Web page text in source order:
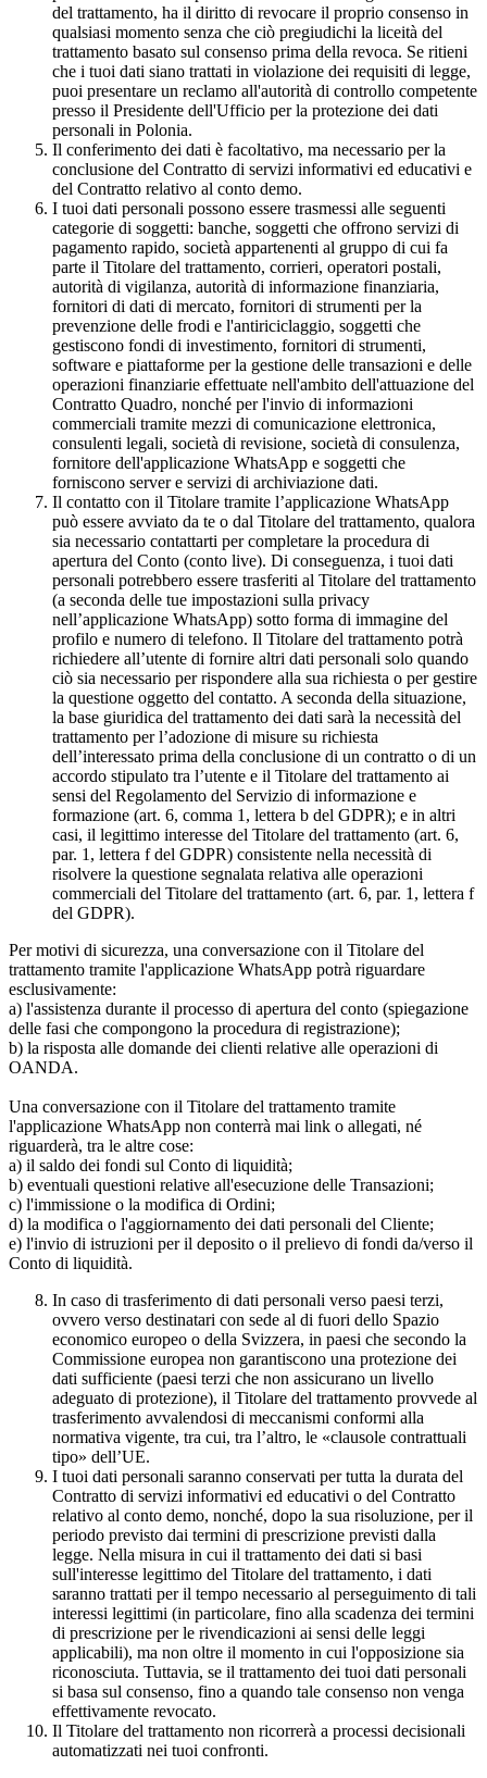
del trattamento, ha il diritto di revocare il proprio consenso in
qualsiasi momento senza che ciò pregiudichi la liceità del
trattamento basato sul consenso prima della revoca. Se ritieni
che i tuoi dati siano trattati in violazione dei requisiti di legge,
puoi presentare un reclamo all'autorità di controllo competente
presso il Presidente dell'Ufficio per la protezione dei dati
personali in Polonia.
Il conferimento dei dati è facoltativo, ma necessario per la
conclusione del Contratto di servizi informativi ed educativi e
del Contratto relativo al conto demo.
I tuoi dati personali possono essere trasmessi alle seguenti
categorie di soggetti: banche, soggetti che offrono servizi di
pagamento rapido, società appartenenti al gruppo di cui fa
parte il Titolare del trattamento, corrieri, operatori postali,
autorità di vigilanza, autorità di informazione finanziaria,
fornitori di dati di mercato, fornitori di strumenti per la
prevenzione delle frodi e l'antiriciclaggio, soggetti che
gestiscono fondi di investimento, fornitori di strumenti,
software e piattaforme per la gestione delle transazioni e delle
operazioni finanziarie effettuate nell'ambito dell'attuazione del
Contratto Quadro, nonché per l'invio di informazioni
commerciali tramite mezzi di comunicazione elettronica,
consulenti legali, società di revisione, società di consulenza,
fornitore dell'applicazione WhatsApp e soggetti che
forniscono server e servizi di archiviazione dati.
Il contatto con il Titolare tramite l’applicazione WhatsApp
può essere avviato da te o dal Titolare del trattamento, qualora
sia necessario contattarti per completare la procedura di
apertura del Conto (conto live). Di conseguenza, i tuoi dati
personali potrebbero essere trasferiti al Titolare del trattamento
(a seconda delle tue impostazioni sulla privacy
nell’applicazione WhatsApp) sotto forma di immagine del
profilo e numero di telefono. Il Titolare del trattamento potrà
richiedere all’utente di fornire altri dati personali solo quando
ciò sia necessario per rispondere alla sua richiesta o per gestire
la questione oggetto del contatto. A seconda della situazione,
la base giuridica del trattamento dei dati sarà la necessità del
trattamento per l’adozione di misure su richiesta
dell’interessato prima della conclusione di un contratto o di un
accordo stipulato tra l’utente e il Titolare del trattamento ai
sensi del Regolamento del Servizio di informazione e
formazione (art. 6, comma 1, lettera b del GDPR); e in altri
casi, il legittimo interesse del Titolare del trattamento (art. 6,
par. 1, lettera f del GDPR) consistente nella necessità di
risolvere la questione segnalata relativa alle operazioni
commerciali del Titolare del trattamento (art. 6, par. 1, lettera f
del GDPR).
Per motivi di sicurezza, una conversazione con il Titolare del
trattamento tramite l'applicazione WhatsApp potrà riguardare
esclusivamente:
a) l'assistenza durante il processo di apertura del conto (spiegazione
delle fasi che compongono la procedura di registrazione);
b) la risposta alle domande dei clienti relative alle operazioni di
OANDA.
Una conversazione con il Titolare del trattamento tramite
l'applicazione WhatsApp non conterrà mai link o allegati, né
riguarderà, tra le altre cose:
a) il saldo dei fondi sul Conto di liquidità;
b) eventuali questioni relative all'esecuzione delle Transazioni;
c) l'immissione o la modifica di Ordini;
d) la modifica o l'aggiornamento dei dati personali del Cliente;
e) l'invio di istruzioni per il deposito o il prelievo di fondi da/verso il
Conto di liquidità.
In caso di trasferimento di dati personali verso paesi terzi,
ovvero verso destinatari con sede al di fuori dello Spazio
economico europeo o della Svizzera, in paesi che secondo la
Commissione europea non garantiscono una protezione dei
dati sufficiente (paesi terzi che non assicurano un livello
adeguato di protezione), il Titolare del trattamento provvede al
trasferimento avvalendosi di meccanismi conformi alla
normativa vigente, tra cui, tra l’altro, le «clausole contrattuali
tipo» dell’UE.
I tuoi dati personali saranno conservati per tutta la durata del
Contratto di servizi informativi ed educativi o del Contratto
relativo al conto demo, nonché, dopo la sua risoluzione, per il
periodo previsto dai termini di prescrizione previsti dalla
legge. Nella misura in cui il trattamento dei dati si basi
sull'interesse legittimo del Titolare del trattamento, i dati
saranno trattati per il tempo necessario al perseguimento di tali
interessi legittimi (in particolare, fino alla scadenza dei termini
di prescrizione per le rivendicazioni ai sensi delle leggi
applicabili), ma non oltre il momento in cui l'opposizione sia
riconosciuta. Tuttavia, se il trattamento dei tuoi dati personali
si basa sul consenso, fino a quando tale consenso non venga
effettivamente revocato.
Il Titolare del trattamento non ricorrerà a processi decisionali
automatizzati nei tuoi confronti.